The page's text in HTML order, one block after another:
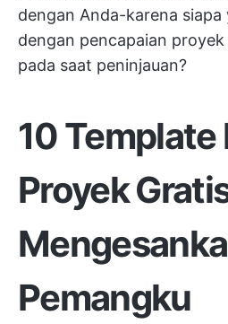
dengan Anda-karena siapa
dengan pencapaian
pada saat peninjauan?
10 Template
Proyek
Pemangku